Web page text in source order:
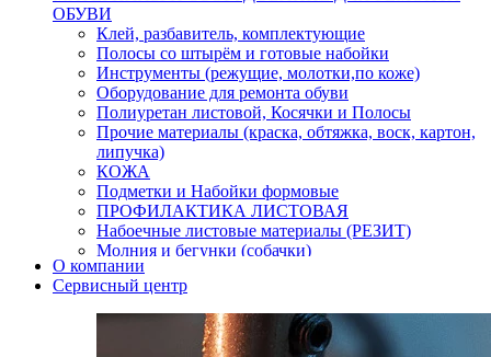
ОБУВИ
Клей, разбавитель, комплектующие
Полосы со штырём и готовые набойки
Инструменты (режущие, молотки,по коже)
Оборудование для ремонта обуви
Полиуретан листовой, Косячки и Полосы
Прочие материалы (краска, обтяжка, воск, картон,
липучка)
КОЖА
Подметки и Набойки формовые
ПРОФИЛАКТИКА ЛИСТОВАЯ
Набоечные листовые материалы (РЕЗИТ)
Молния и бегунки (собачки)
Нитки,иглы-шило,крючки.
Уход и косметика для обуви
Кнопки (магнитые,кобурные)
Пряжки для ремня
О компании
Сервисный центр